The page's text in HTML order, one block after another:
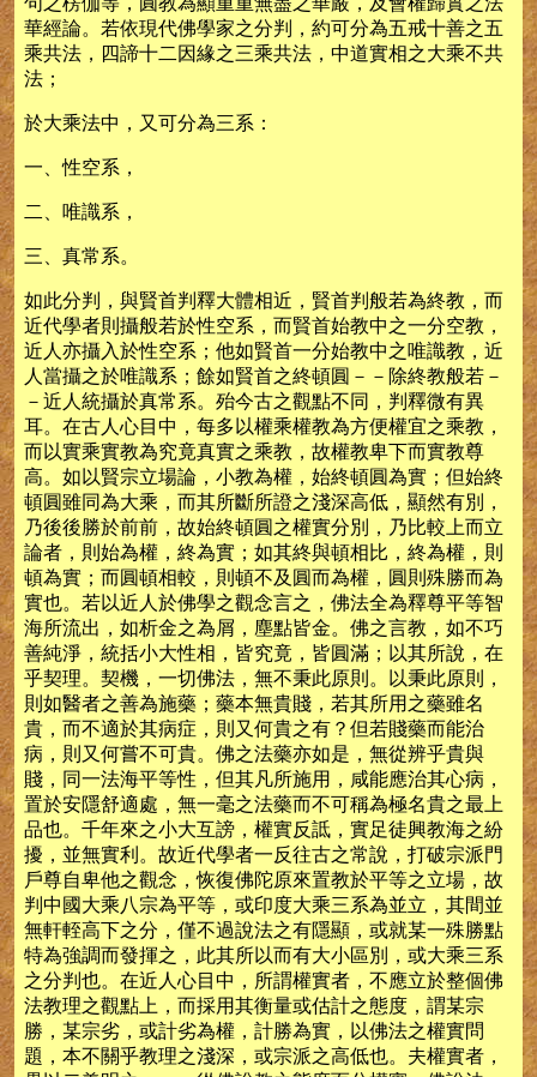
華經論。若依現代佛學家之分判，約可分為五戒十善之五
乘共法，四諦十二因緣之三乘共法，中道實相之大乘不共
法；
於大乘法中，又可分為三系：
一、性空系，
二、唯識系，
三、真常系。
如此分判，與賢首判釋大體相近，賢首判般若為終教，而
近代學者則攝般若於性空系，而賢首始教中之一分空教，
近人亦攝入於性空系；他如賢首一分始教中之唯識教，近
人當攝之於唯識系；餘如賢首之終頓圓－－除終教般若－
－近人統攝於真常系。殆今古之觀點不同，判釋微有異
耳。在古人心目中，每多以權乘權教為方便權宜之乘教，
而以實乘實教為究竟真實之乘教，故權教卑下而實教尊
高。如以賢宗立場論，小教為權，始終頓圓為實；但始終
頓圓雖同為大乘，而其所斷所證之淺深高低，顯然有別，
乃後後勝於前前，故始終頓圓之權實分別，乃比較上而立
論者，則始為權，終為實；如其終與頓相比，終為權，則
頓為實；而圓頓相較，則頓不及圓而為權，圓則殊勝而為
實也。若以近人於佛學之觀念言之，佛法全為釋尊平等智
海所流出，如析金之為屑，塵點皆金。佛之言教，如不巧
善純淨，統括小大性相，皆究竟，皆圓滿；以其所說，在
乎契理。契機，一切佛法，無不秉此原則。以秉此原則，
則如醫者之善為施藥；藥本無貴賤，若其所用之藥雖名
貴，而不適於其病症，則又何貴之有？但若賤藥而能治
病，則又何嘗不可貴。佛之法藥亦如是，無從辨乎貴與
賤，同一法海平等性，但其凡所施用，咸能應治其心病，
置於安隱舒適處，無一毫之法藥而不可稱為極名貴之最上
品也。千年來之小大互謗，權實反詆，實足徒興教海之紛
擾，並無實利。故近代學者一反往古之常說，打破宗派門
戶尊自卑他之觀念，恢復佛陀原來置教於平等之立場，故
判中國大乘八宗為平等，或印度大乘三系為並立，其間並
無軒輊高下之分，僅不過說法之有隱顯，或就某一殊勝點
特為強調而發揮之，此其所以而有大小區別，或大乘三系
之分判也。在近人心目中，所謂權實者，不應立於整個佛
法教理之觀點上，而採用其衡量或估計之態度，謂某宗
勝，某宗劣，或計劣為權，計勝為實，以佛法之權實問
題，本不關乎教理之淺深，或宗派之高低也。夫權實者，